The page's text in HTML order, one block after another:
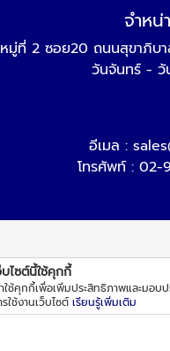
จำห
มู่ที่ 2 ซอย20 ถนนสุขาภิบา
วันจันทร์ - วั
อีเมล :
โทรศัพท์ : 02-
บไซต์นี้ใช้คุกกี้
าใช้คุกกี้เพื่อเพิ่มประสิทธิภาพและมอ
ใช้งานเว็บไซต์ เรียนรู้เพิ่มเติม